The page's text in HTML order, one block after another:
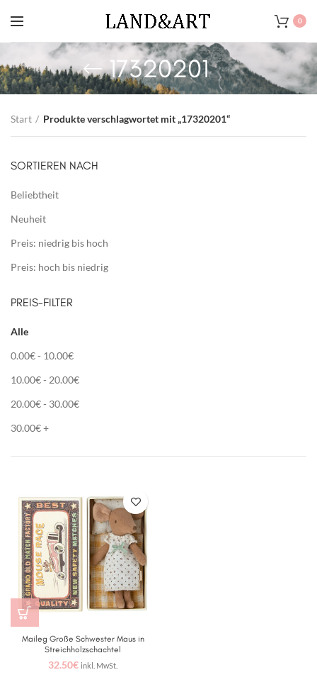
0
17320201
Start Produkte verschlagwortet mit „17320201“
SORTIEREN NACH
Beliebtheit
Neuheit
Preis: niedrig bis hoch
Preis: hoch bis niedrig
PREIS-FILTER
Alle
0.00€- 10.00€
10.00€- 20.00€
20.00€- 30.00€
30.00€+
Maileg Große Schwester Maus in
Streichholzschachtel
32.50€ inkl. MwSt.